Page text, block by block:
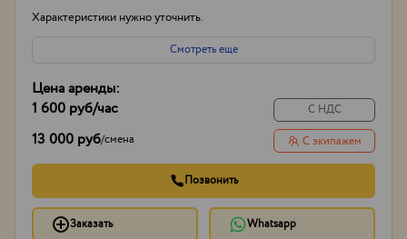
Характеристики нужно уточнить.
Смотреть еще
Цена аренды:
1 600 руб/час
13 000 руб/смена
С НДС
С экипажем
Позвонить
Заказать Whatsapp